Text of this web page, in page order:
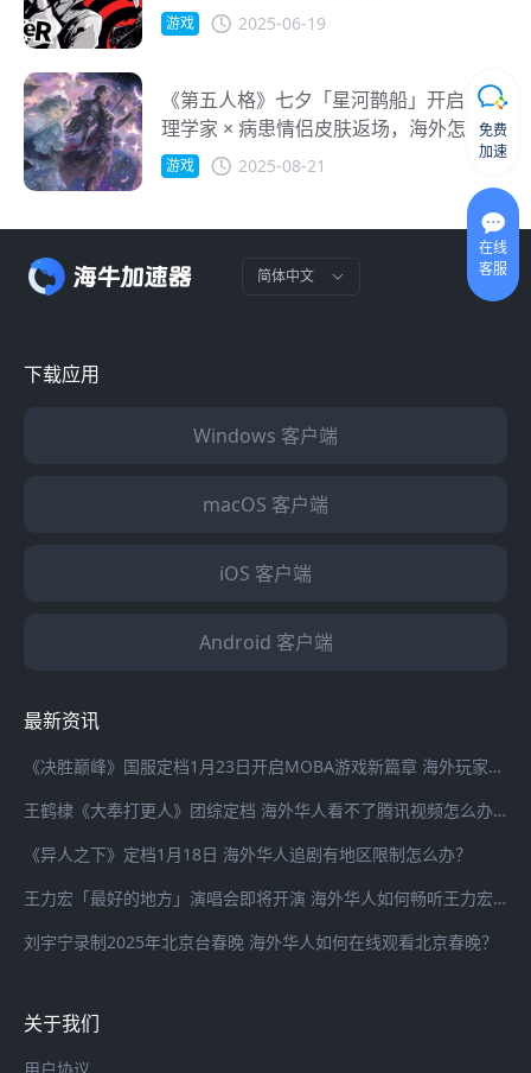
游戏 2025-06-19
《第五人格》七夕「星河鹊船」开启！心
理学家 × 病患情侣皮肤返场，海外怎么玩
不卡？
游戏 2025-08-21
简体中文
下载应用
Windows 客户端
macOS 客户端
iOS 客户端
Android 客户端
最新资讯
《决胜巅峰》国服定档1月23日开启MOBA游戏新篇章 海外玩家登录国服游戏延迟高怎么办？
王鹤棣《大奉打更人》团综定档 海外华人看不了腾讯视频怎么办？
《异人之下》定档1月18日 海外华人追剧有地区限制怎么办？
王力宏「最好的地方」演唱会即将开演 海外华人如何畅听王力宏最新歌曲
刘宇宁录制2025年北京台春晚 海外华人如何在线观看北京春晚？
关于我们
用户协议
免费
加速
在线
客服